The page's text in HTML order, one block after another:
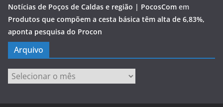
Notícias de Poços de Caldas e região | PocosCom em
Produtos que compõem a cesta básica têm alta de 6,83%,
aponta pesquisa do Procon
Arquivo
Arquivo